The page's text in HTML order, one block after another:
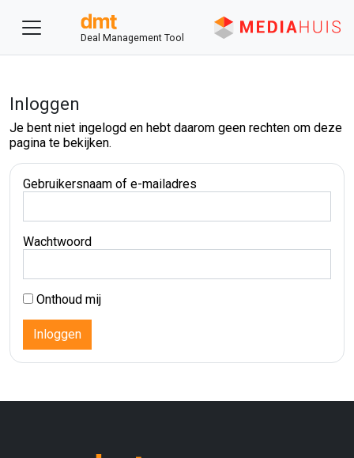
Deal Management Tool
Inloggen
Je bent niet ingelogd en hebt daarom geen rechten om deze
pagina te bekijken.
Gebruikersnaam of e-mailadres
Wachtwoord
Onthoud mij